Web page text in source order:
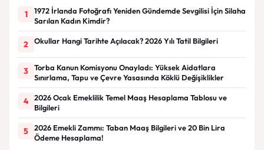
1
1972 İrlanda Fotoğrafı Yeniden Gündemde Sevgilisi İçin Silaha
Sarılan Kadın Kimdir?
2 Okullar Hangi Tarihte Açılacak? 2026 Yılı Tatil Bilgileri
3
Torba Kanun Komisyonu Onayladı: Yüksek Aidatlara
Sınırlama, Tapu ve Çevre Yasasında Köklü Değişiklikler
4
2026 Ocak Emeklilik Temel Maaş Hesaplama Tablosu ve
Bilgileri
5
2026 Emekli Zammı: Taban Maaş Bilgileri ve 20 Bin Lira
Ödeme Hesaplama!